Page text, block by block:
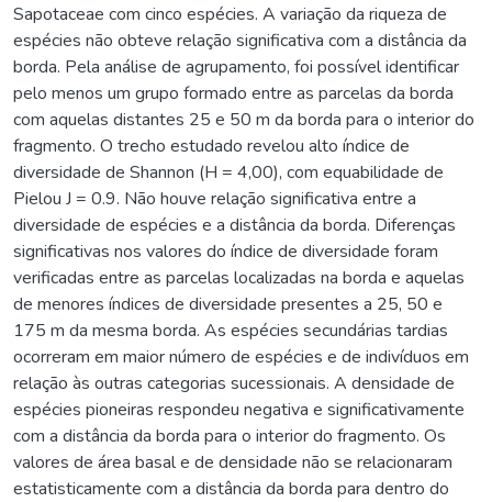
Sapotaceae com cinco espécies. A variação da riqueza de
espécies não obteve relação significativa com a distância da
borda. Pela análise de agrupamento, foi possível identificar
pelo menos um grupo formado entre as parcelas da borda
com aquelas distantes 25 e 50 m da borda para o interior do
fragmento. O trecho estudado revelou alto índice de
diversidade de Shannon (H = 4,00), com equabilidade de
Pielou J = 0.9. Não houve relação significativa entre a
diversidade de espécies e a distância da borda. Diferenças
significativas nos valores do índice de diversidade foram
verificadas entre as parcelas localizadas na borda e aquelas
de menores índices de diversidade presentes a 25, 50 e
175 m da mesma borda. As espécies secundárias tardias
ocorreram em maior número de espécies e de indivíduos em
relação às outras categorias sucessionais. A densidade de
espécies pioneiras respondeu negativa e significativamente
com a distância da borda para o interior do fragmento. Os
valores de área basal e de densidade não se relacionaram
estatisticamente com a distância da borda para dentro do